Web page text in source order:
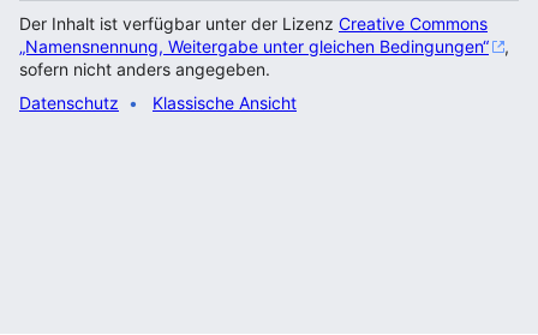
Der Inhalt ist verfügbar unter der Lizenz Creative Commons
„Namensnennung, Weitergabe unter gleichen Bedingungen“
,
sofern nicht anders angegeben.
Datenschutz
Klassische Ansicht